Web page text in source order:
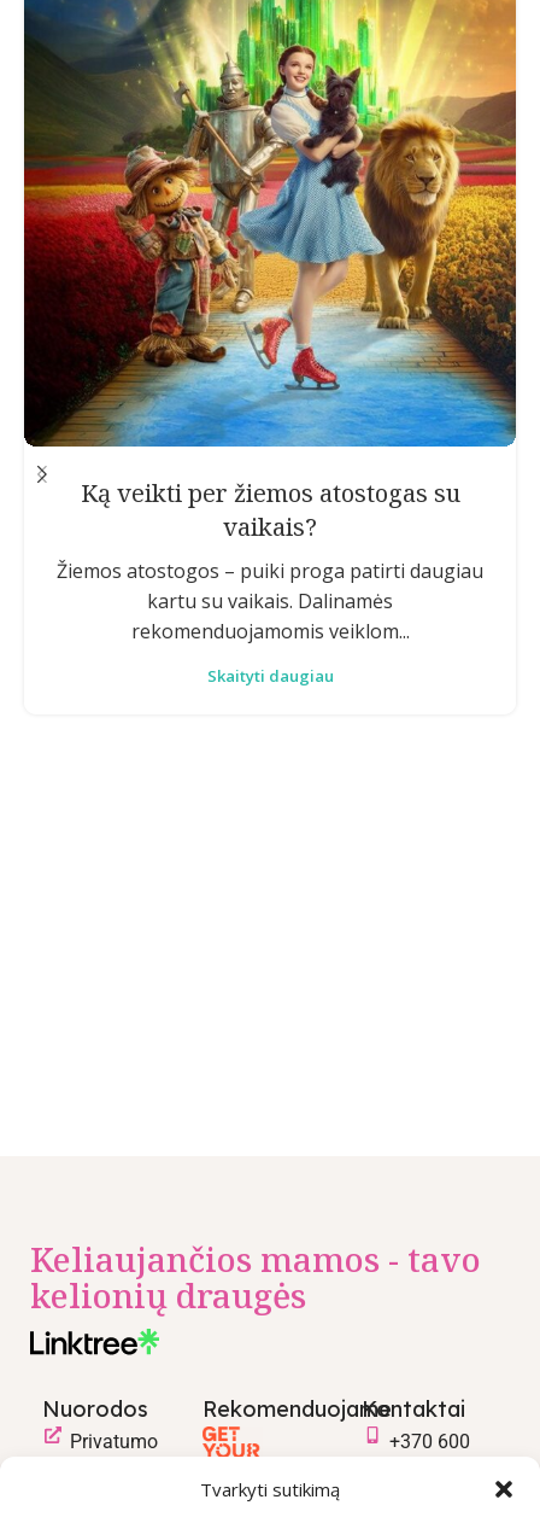
Tvarkyti sutikimą
Ką veikti per žiemos atostogas su
vaikais?
Žiemos atostogos – puiki proga patirti daugiau
kartu su vaikais. Dalinamės
rekomenduojamomis veiklom...
Skaityti daugiau
Keliaujančios mamos - tavo
kelionių draugės
Nuorodos
Privatumo
RekomenduojameKontaktai
+370 600